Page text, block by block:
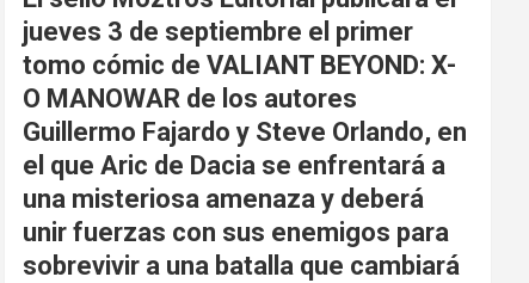
jueves 3 de septiembre el primer
tomo cómic de VALIANT BEYOND: X-
O MANOWAR de los autores
Guillermo Fajardo y Steve Orlando, en
el que Aric de Dacia se enfrentará a
una misteriosa amenaza y deberá
unir fuerzas con sus enemigos para
sobrevivir a una batalla que cambiará